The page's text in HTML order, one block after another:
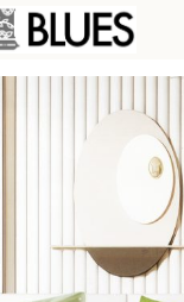
Spilvendrānas/65x65